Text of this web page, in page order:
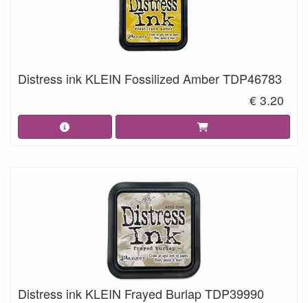
Distress ink KLEIN Fossilized Amber TDP46783
€ 3.20
Distress ink KLEIN Frayed Burlap TDP39990